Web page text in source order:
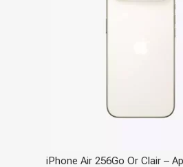
iPhone Air 256Go Or Clair –